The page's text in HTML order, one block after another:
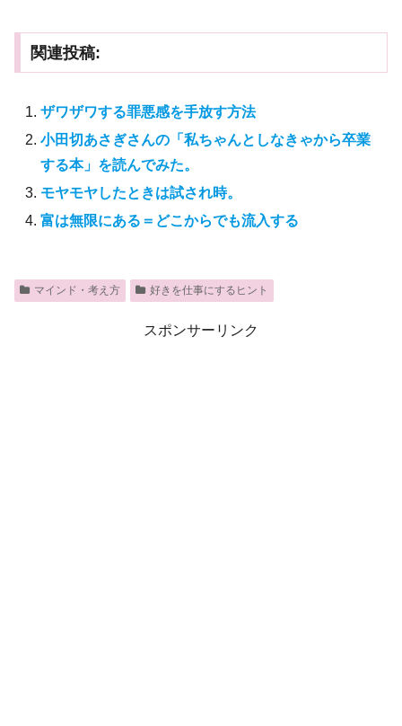
関連投稿:
ザワザワする罪悪感を手放す方法
小田切あさぎさんの「私ちゃんとしなきゃから卒業
する本」を読んでみた。
モヤモヤしたときは試され時。
富は無限にある＝どこからでも流入する
マインド・考え方 好きを仕事にするヒント
スポンサーリンク